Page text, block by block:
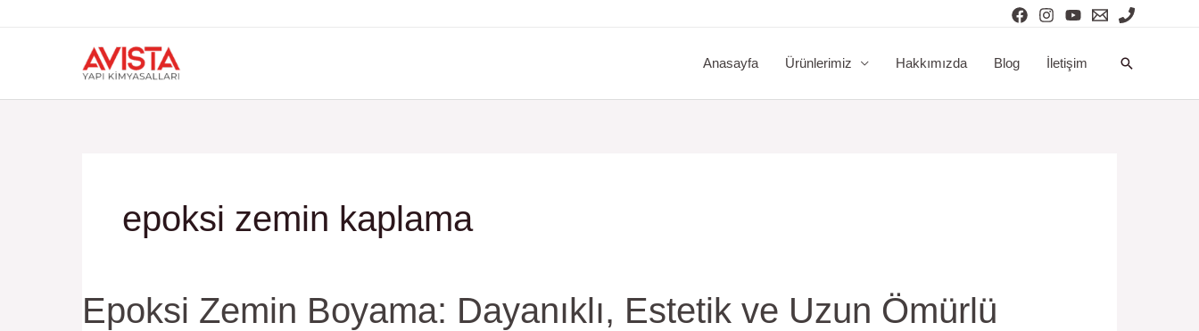
Anasayfa
Ürünlerimiz Hakkımızda Blog İletişim Arama
epoksi zemin kaplama
Epoksi Zemin Boyama: Dayanıklı, Estetik ve Uzun Ömürlü
Epoksi
Zemin